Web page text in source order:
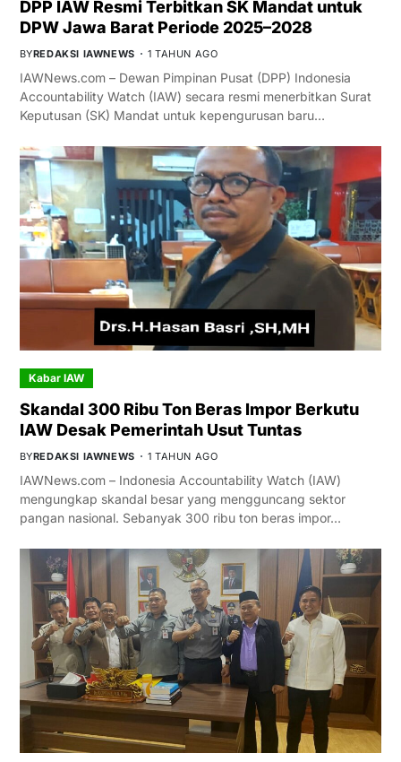
DPP IAW Resmi Terbitkan SK Mandat untuk
DPW Jawa Barat Periode 2025–2028
BYREDAKSI IAWNEWS 1 TAHUN AGO
IAWNews.com – Dewan Pimpinan Pusat (DPP) Indonesia
Accountability Watch (IAW) secara resmi menerbitkan Surat
Keputusan (SK) Mandat untuk kepengurusan baru…
Kabar IAW
Skandal 300 Ribu Ton Beras Impor Berkutu
IAW Desak Pemerintah Usut Tuntas
BYREDAKSI IAWNEWS 1 TAHUN AGO
IAWNews.com – Indonesia Accountability Watch (IAW)
mengungkap skandal besar yang mengguncang sektor
pangan nasional. Sebanyak 300 ribu ton beras impor…